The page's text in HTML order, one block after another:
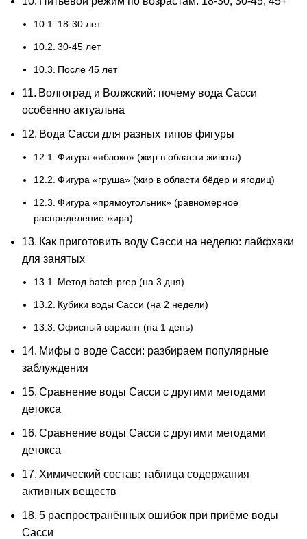
18-30 лет
30-45 лет
После 45 лет
Волгоград и Волжский: почему вода Сасси
особенно актуальна
Вода Сасси для разных типов фигуры
Фигура «яблоко» (жир в области живота)
Фигура «груша» (жир в области бёдер и ягодиц)
Фигура «прямоугольник» (равномерное
распределение жира)
Как приготовить воду Сасси на неделю: лайфхаки
для занятых
Метод batch-prep (на 3 дня)
Кубики воды Сасси (на 2 недели)
Офисный вариант (на 1 день)
Мифы о воде Сасси: разбираем популярные
заблуждения
Сравнение воды Сасси с другими методами
детокса
Сравнение воды Сасси с другими методами
детокса
Химический состав: таблица содержания
активных веществ
5 распространённых ошибок при приёме воды
Сасси